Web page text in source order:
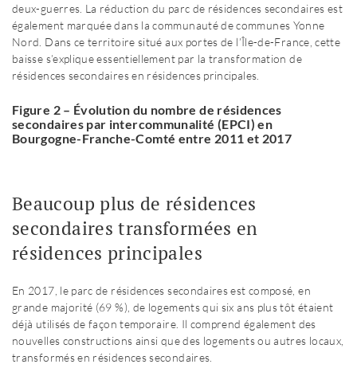
deux-guerres. La réduction du parc de résidences secondaires est
également marquée dans la communauté de communes Yonne
Nord. Dans ce territoire situé aux portes de l’Île-de-France, cette
baisse s’explique essentiellement par la transformation de
résidences secondaires en résidences principales.
Figure 2 – Évolution du nombre de résidences
secondaires par intercommunalité (EPCI) en
Bourgogne-Franche-Comté entre 2011 et 2017
Beaucoup plus de résidences
secondaires transformées en
résidences principales
En 2017, le parc de résidences secondaires est composé, en
grande majorité (69 %), de logements qui six ans plus tôt étaient
déjà utilisés de façon temporaire. Il comprend également des
nouvelles constructions ainsi que des logements ou autres locaux,
transformés en résidences secondaires.